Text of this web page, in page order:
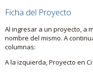
Ficha del Proyecto
Al ingresar a un proyecto, a
nombre del mismo. A
columnas:
A la izquierda, Proyecto en